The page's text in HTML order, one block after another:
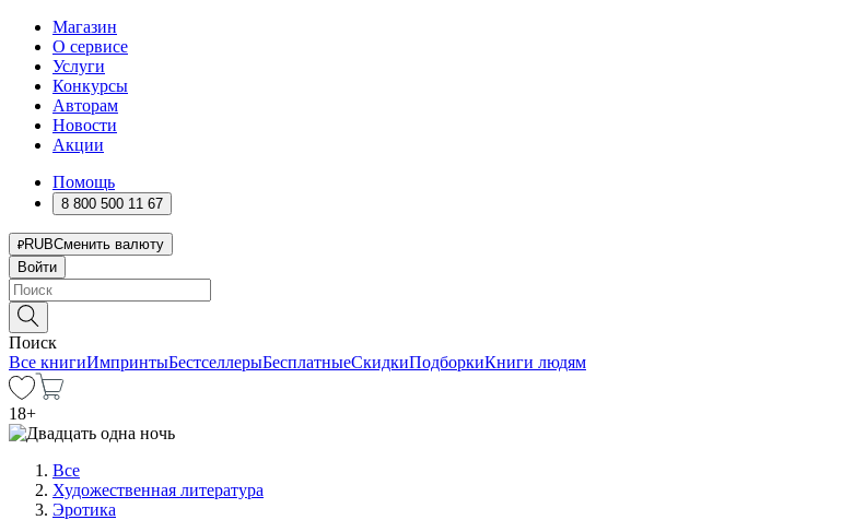
Магазин
О сервисе
Услуги
Конкурсы
Авторам
Новости
Акции
Помощь
8 800 500 11 67
RUBСменить валюту
Войти
Поиск
Все книгиИмпринтыБестселлерыБесплатныеСкидкиПодборкиКниги людям
18+
Все
Художественная литература
Эротика